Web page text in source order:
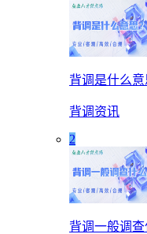
背调是什么
背调资讯
2
背调一般调查